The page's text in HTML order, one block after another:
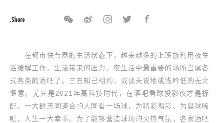
.Share
在都市快节奏的生活状态下，越来越多的上班族利用夜生
活缓解工作、生活带来的压力。夜生活中最重要的场所当属各
式各类的酒吧了。三五知己相约，或谈天说地或浅吟低酌无比
惬意。尤其是2021年高科技时代，在酒吧看球投影仪才是标
配，一大群志同道合的人同看一场球，为精彩喝彩、为臭球唏
嘘，人生一大幸事。为了能够营造球场的火热气氛，各家酒吧